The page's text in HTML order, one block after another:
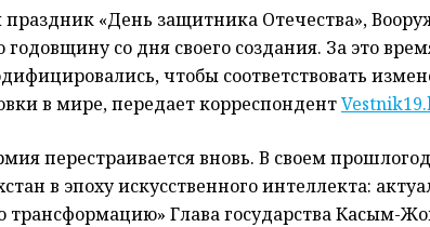
праздник «День защитника Отечества»,
годовщину со дня своего создания. За это
чтобы соответствовать
в мире, передает корреспондент
перестраивается вновь. В своем
в эпоху искусственного интеллекта:
Глава государства Касым-